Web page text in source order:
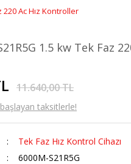
220 Ac Hız Kontroller
1.5 kw Tek Faz
11.640,00 TL
taksitlerle!
Tek Faz Hız Kontrol Cihazı
6000M-S21R5G